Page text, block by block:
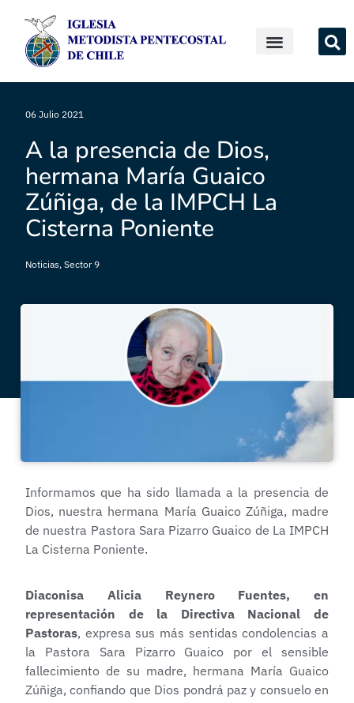
06 Julio 2021
A la presencia de Dios,
hermana María Guaico
Zúñiga, de la IMPCH La
Cisterna Poniente
Noticias, Sector 9
Informamos que ha sido llamada a la presencia de
Dios, nuestra hermana María Guaico Zúñiga, madre
de nuestra Pastora Sara Pizarro Guaico de La IMPCH
La Cisterna Poniente.
Diaconisa Alicia Reynero Fuentes, en
representación de la Directiva Nacional de
Pastoras, expresa sus más sentidas condolencias a
la Pastora Sara Pizarro Guaico por el sensible
fallecimiento de su madre, hermana María Guaico
Zúñiga, confiando que Dios pondrá paz y consuelo en